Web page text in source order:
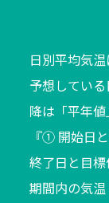
日別平均気
予想してい
降は「平年値
『① 開始日
終了日と目
期間内の気